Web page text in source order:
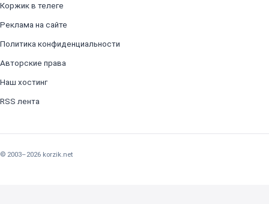
Коржик в телеге
Реклама на сайте
Политика конфиденциальности
Авторские права
Наш хостинг
RSS лента
© 2003–2026 korzik.net